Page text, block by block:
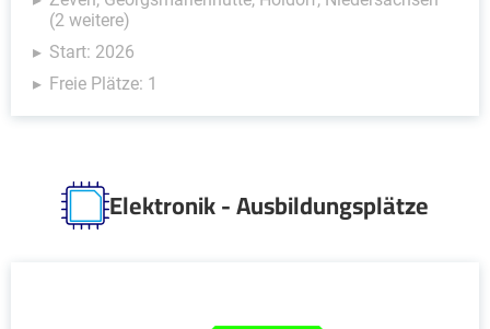
(2 weitere)
Start: 2026
Freie Plätze: 1
Elektronik - Ausbildungsplätze